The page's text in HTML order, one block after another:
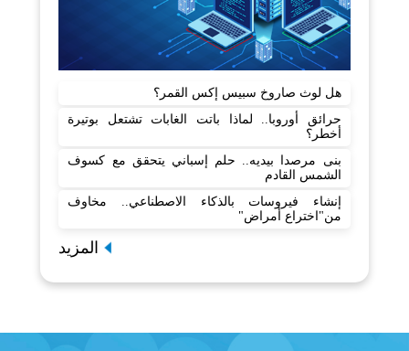
هل لوث صاروخ سبيس إكس القمر؟
حرائق أوروبا.. لماذا باتت الغابات تشتعل بوتيرة
أخطر؟
بنى مرصدا بيديه.. حلم إسباني يتحقق مع كسوف
الشمس القادم
إنشاء فيروسات بالذكاء الاصطناعي.. مخاوف
من"اختراع أمراض"
المزيد